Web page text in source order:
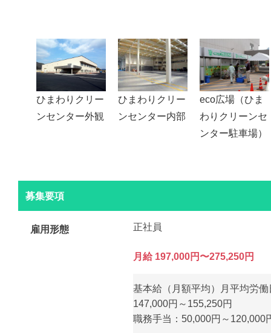
ひまわりクリー
ンセンター外観
ひまわりクリー
ンセンター内部
eco広場（ひま
わりクリーンセ
ンター駐車場）
募集要項
雇用形態 正社員
月給 197,000円〜275,250円
基本給（月額平均）月平均労
147,000円～155,250円
職務手当：50,000円～120,000